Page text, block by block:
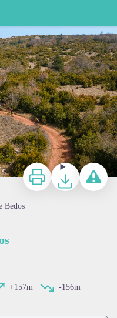
ImprimerTéléchargerSignaler
Bedos
+157m
-156m